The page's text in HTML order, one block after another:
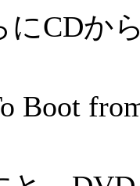
にCDか
Boot